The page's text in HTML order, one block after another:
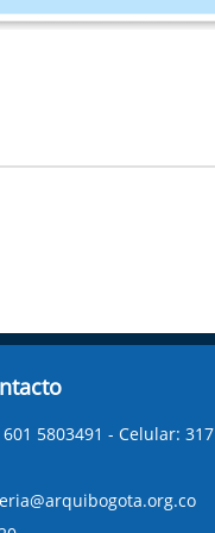
601 5803491 - Celular: 317